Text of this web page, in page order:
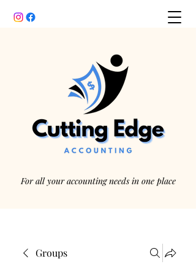
For all your accounting needs in one place
Groups